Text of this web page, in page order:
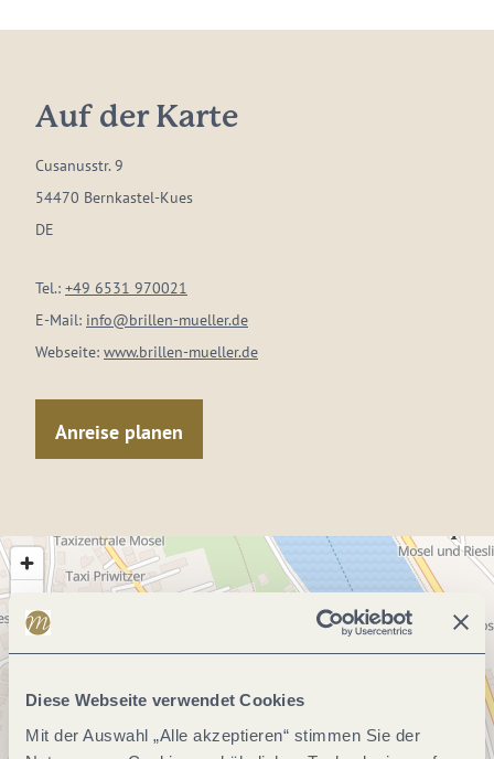
Diese Webseite verwendet Cookies
Mit der Auswahl „Alle akzeptieren“ stimmen Sie der
Auf der Karte
Cusanusstr. 9
54470 Bernkastel-Kues
DE
Tel.: +49 6531 970021
E-Mail: info@brillen-mueller.de
Webseite: www.brillen-mueller.de
Anreise planen